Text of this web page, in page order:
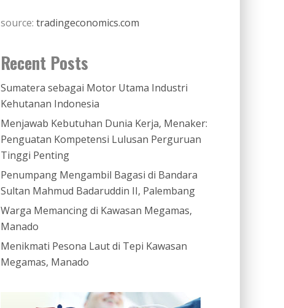
source: tradingeconomics.com
Recent Posts
Sumatera sebagai Motor Utama Industri
Kehutanan Indonesia
Menjawab Kebutuhan Dunia Kerja, Menaker:
Penguatan Kompetensi Lulusan Perguruan
Tinggi Penting
Penumpang Mengambil Bagasi di Bandara
Sultan Mahmud Badaruddin II, Palembang
Warga Memancing di Kawasan Megamas,
Manado
Menikmati Pesona Laut di Tepi Kawasan
Megamas, Manado